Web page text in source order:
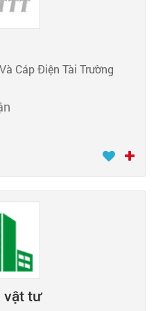
Cáp Điện Tài Trường
vật tư